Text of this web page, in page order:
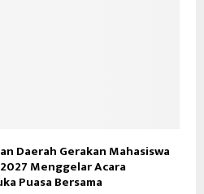
Daerah Gerakan Mahasiswa
Menggelar Acara
Puasa Bersama